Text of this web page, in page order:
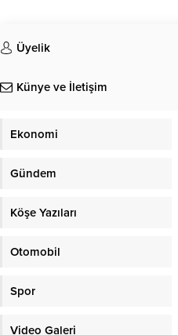
Üyelik
Künye ve İletişim
Ekonomi
Gündem
Köşe Yazıları
Otomobil
Spor
Video Galeri